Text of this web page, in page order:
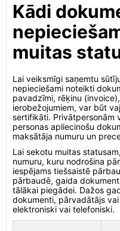
Kādi
muitas
Lai veiksmīgi saņemtu
nepieciešami noteikti
pavadzīmi, rēķinu
ierobežojumiem, var būt
sertifikāti. Privātpersonām
personas apliecinošu
maksātāja numuru un
Lai sekotu muitas
numuru, kuru nodrošina
iespējams tiešsaistē
pārbaudē, gaida
tālākai piegādei. Dažos
dokumenti, pārvadātājs
elektroniski vai telefoniski.